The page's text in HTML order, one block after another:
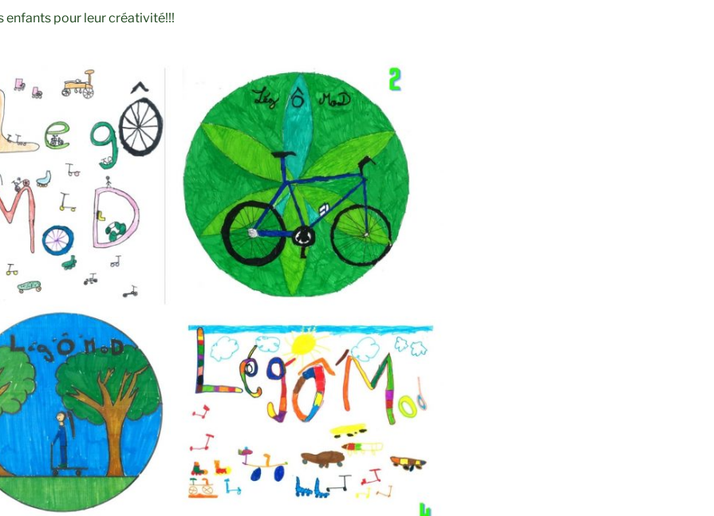
enfants pour leur créativité!!!